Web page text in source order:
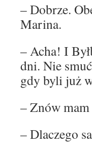
– Dobrze.
Marina.
– Acha! I
dni. Nie
gdy byli już
– Znów mam
– Dlaczego